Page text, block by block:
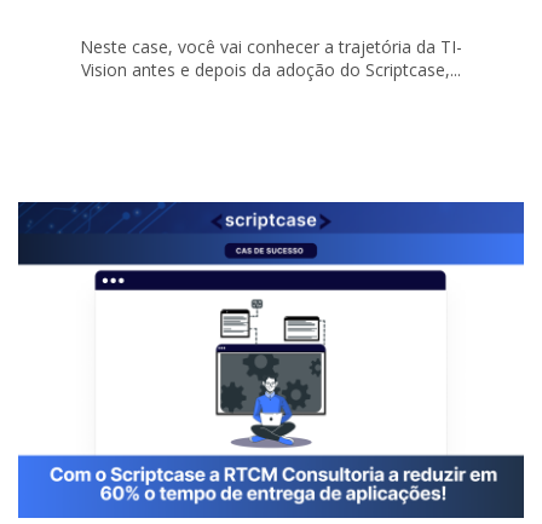
Neste case, você vai conhecer a trajetória da TI-
Vision antes e depois da adoção do Scriptcase,...